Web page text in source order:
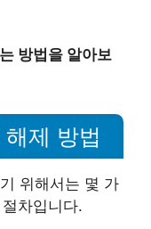
방법을 알아보
제 방법
위해서는 몇 가
차입니다.